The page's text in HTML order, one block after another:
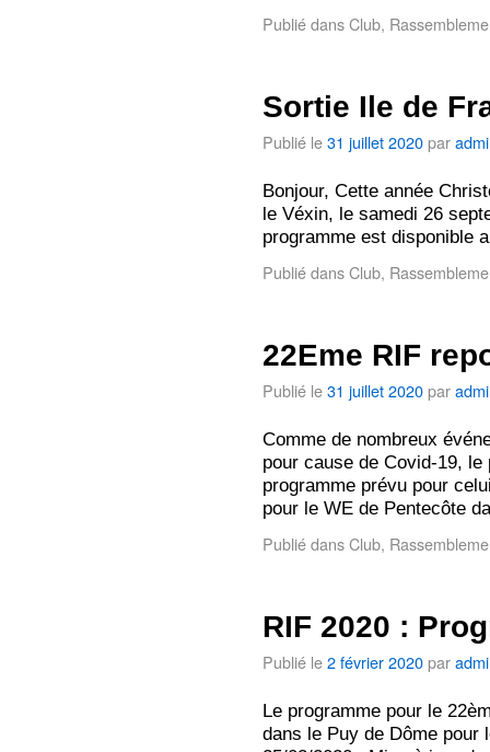
Publié dansClub,
Sortie Ile de
Publié le31 juillet 2020par
Bonjour, Cette année
le Véxin, le samedi 26
programme est disponible
Publié dansClub,
22Eme RIF
Publié le31 juillet 2020par
Comme de nombreux
pour cause de Covid-19,
programme prévu pour
pour le WE de Pentecôte
Publié dansClub,
RIF 2020 :
Publié le2 février 2020par
Le programme pour le
dans le Puy de Dôme pour